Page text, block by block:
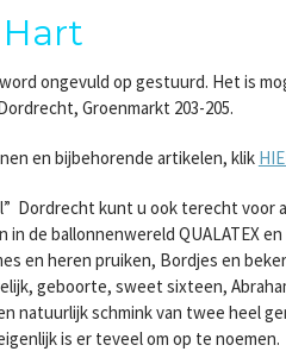
ongevuld op gestuurd. Het is
Groenmarkt 203-205.
en bijbehorende artikelen, klik
Dordrecht kunt u ook terecht voor
in de ballonnenwereld QUALATEX
en heren pruiken, Bordjes en
geboorte, sweet sixteen,
natuurlijk schmink van twee heel
is er teveel om op te noemen.